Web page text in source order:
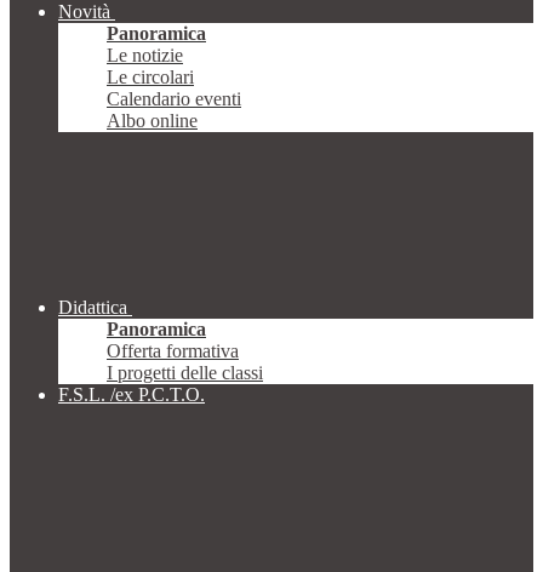
Novità
Panoramica
Le notizie
Le circolari
Calendario eventi
Albo online
Didattica
Panoramica
Offerta formativa
I progetti delle classi
F.S.L. /ex P.C.T.O.